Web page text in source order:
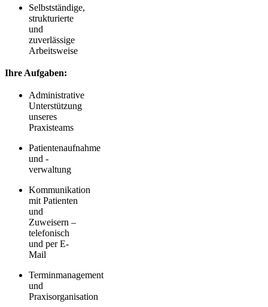
Selbstständige,
strukturierte
und
zuverlässige
Arbeitsweise
Ihre Aufgaben:
Administrative
Unterstützung
unseres
Praxisteams
Patientenaufnahme
und -
verwaltung
Kommunikation
mit Patienten
und
Zuweisern –
telefonisch
und per E-
Mail
Terminmanagement
und
Praxisorganisation